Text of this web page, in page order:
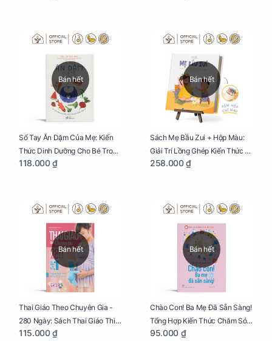
Bán hết
Sổ Tay Ăn Dặm Của Mẹ: Kiến
Thức Dinh Dưỡng Cho Bé Trong
Tuổi Ăn Dặm
118.000 ₫
Bán hết
Sách Mẹ Bầu Zui + Hộp Màu:
Giải Trí Lồng Ghép Kiến Thức Và
Lời Khuyên Mang Thai Bổ Ích
258.000 ₫
Bán hết
Thai Giáo Theo Chuyên Gia -
280 Ngày: Sách Thai Giáo Thiết
Thực Nhất Cho Mẹ Bầu
115.000 ₫
Bán hết
Chào Con! Ba Mẹ Đã Sẵn Sàng!
Tổng Hợp Kiến Thức Chăm Sóc
Trẻ Sơ Sinh
95.000 ₫